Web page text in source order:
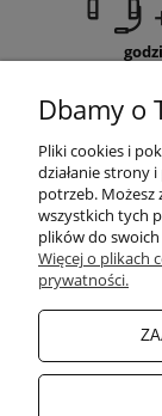
Dbamy o
Pliki cookies i
działanie strony
potrzeb. Możesz
wszystkich tych
plików do
Więcej o plikach
prywatności.